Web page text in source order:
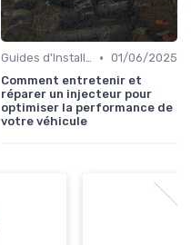
Guides d'Installation et de Réparation • 01/06/2025
Comment entretenir et
réparer un injecteur pour
optimiser la performance de
votre véhicule